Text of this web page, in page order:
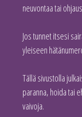
neuvontaa tai
Jos tunnet itsesi
yleiseen
Tällä sivustolla
paranna, hoida tai
vaivoja.